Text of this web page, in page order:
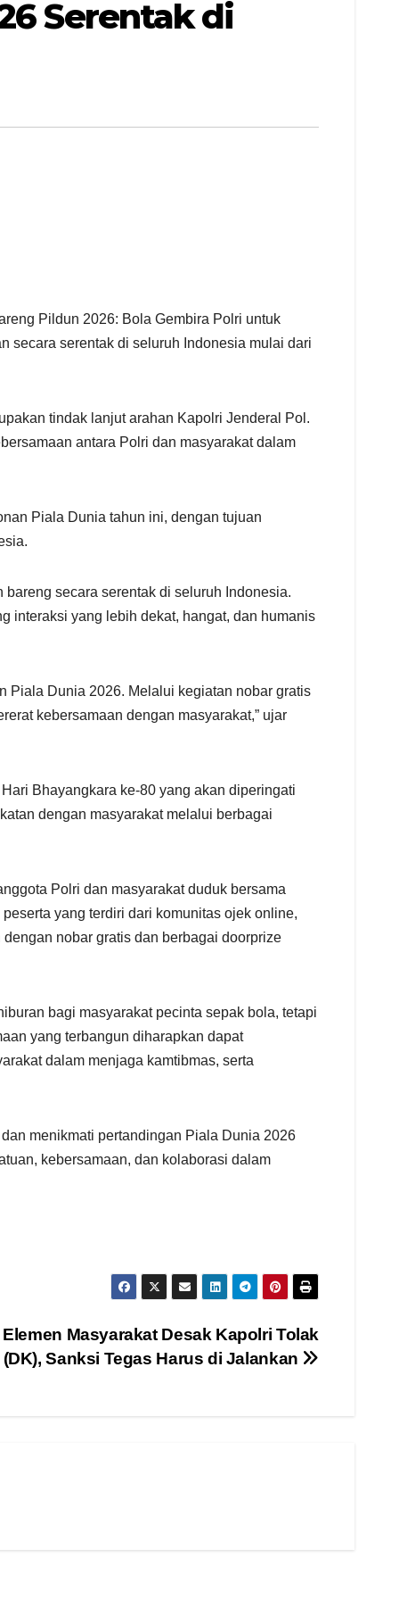
Serentak di
Pildun 2026: Bola Gembira Polri untuk
secara serentak di seluruh Indonesia mulai dari
tindak lanjut arahan Kapolri Jenderal Pol.
antara Polri dan masyarakat dalam
Piala Dunia tahun ini, dengan tujuan
secara serentak di seluruh Indonesia.
interaksi yang lebih dekat, hangat, dan humanis
Piala Dunia 2026. Melalui kegiatan nobar gratis
kebersamaan dengan masyarakat,” ujar
Bhayangkara ke-80 yang akan diperingati
dengan masyarakat melalui berbagai
Polri dan masyarakat duduk bersama
yang terdiri dari komunitas ojek online,
nobar gratis dan berbagai doorprize
bagi masyarakat pecinta sepak bola, tetapi
yang terbangun diharapkan dapat
dalam menjaga kamtibmas, serta
menikmati pertandingan Piala Dunia 2026
kebersamaan, dan kolaborasi dalam
Masyarakat Desak Kapolri Tolak
Sanksi Tegas Harus di Jalankan